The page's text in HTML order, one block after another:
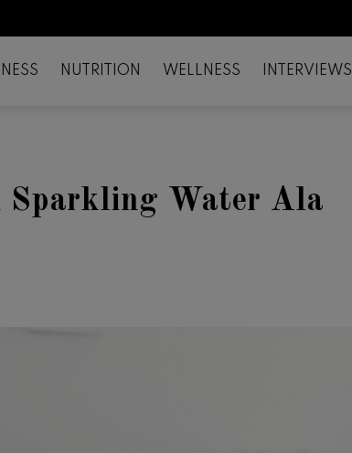
NUTRITION WELLNESS INTERVIEWS
Sparkling Water Ala